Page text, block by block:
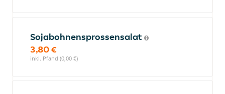
Sojabohnensprossensalat
3,80 €
inkl. Pfand (0,00 €)